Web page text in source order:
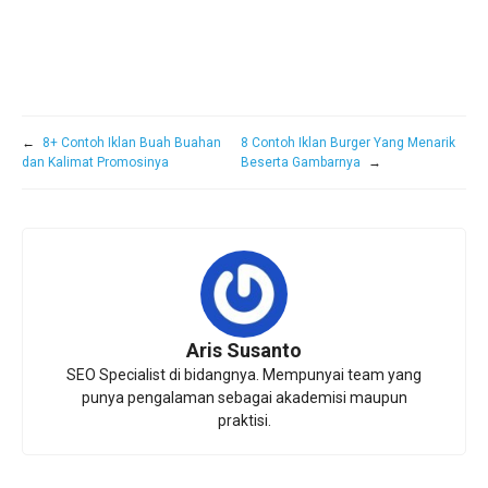
←
8+ Contoh Iklan Buah Buahan
dan Kalimat Promosinya
8 Contoh Iklan Burger Yang Menarik
Beserta Gambarnya
→
Aris Susanto
SEO Specialist di bidangnya. Mempunyai team yang
punya pengalaman sebagai akademisi maupun
praktisi.